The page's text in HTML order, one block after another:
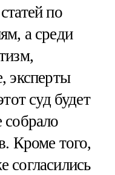
по
а среди
эксперты
суд будет
собрало
Кроме того,
согласились